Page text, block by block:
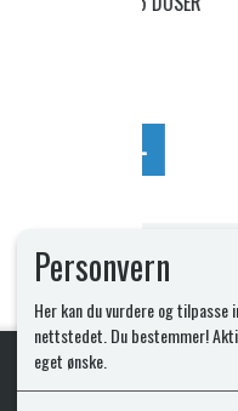
Personvern
Her kan du vurdere og
nettstedet. Du bestemmer!
eget ønske.